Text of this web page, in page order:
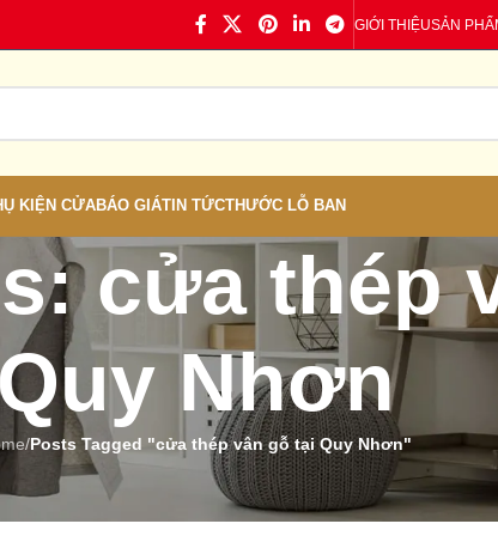
GIỚI THIỆUSẢN
KIỆN CỬABÁO GIÁTIN TỨCTHƯỚC LỖ BAN
cửa thép
Nhơn
/Posts Tagged "cửa thép vân gỗ tại Quy Nhơn"